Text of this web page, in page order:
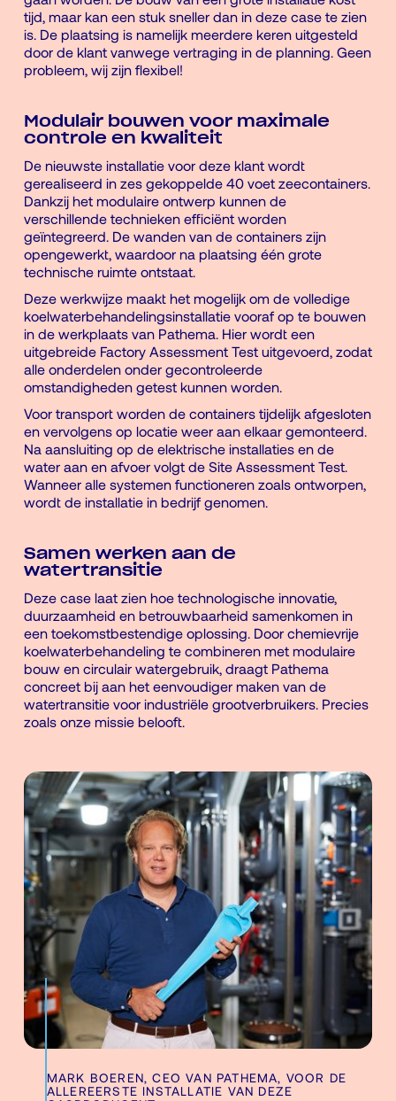
tijd, maar kan een stuk sneller dan in deze case te zien
is. De plaatsing is namelijk meerdere keren uitgesteld
door de klant vanwege vertraging in de planning. Geen
probleem, wij zijn flexibel!
Modulair bouwen voor maximale
controle en kwaliteit
De nieuwste installatie voor deze klant wordt
gerealiseerd in zes gekoppelde 40 voet zeecontainers.
Dankzij het modulaire ontwerp kunnen de
verschillende technieken efficiënt worden
geïntegreerd. De wanden van de containers zijn
opengewerkt, waardoor na plaatsing één grote
technische ruimte ontstaat.
Deze werkwijze maakt het mogelijk om de volledige
koelwaterbehandelingsinstallatie vooraf op te bouwen
in de werkplaats van Pathema. Hier wordt een
uitgebreide Factory Assessment Test uitgevoerd, zodat
alle onderdelen onder gecontroleerde
omstandigheden getest kunnen worden.
Voor transport worden de containers tijdelijk afgesloten
en vervolgens op locatie weer aan elkaar gemonteerd.
Na aansluiting op de elektrische installaties en de
water aan en afvoer volgt de Site Assessment Test.
Wanneer alle systemen functioneren zoals ontworpen,
wordt de installatie in bedrijf genomen.
Samen werken aan de
watertransitie
Deze case laat zien hoe technologische innovatie,
duurzaamheid en betrouwbaarheid samenkomen in
een toekomstbestendige oplossing. Door chemievrije
koelwaterbehandeling te combineren met modulaire
bouw en circulair watergebruik, draagt Pathema
concreet bij aan het eenvoudiger maken van de
watertransitie voor industriële grootverbruikers. Precies
zoals onze missie belooft.
MARK BOEREN, CEO VAN PATHEMA, VOOR DE
ALLEREERSTE INSTALLATIE VAN DEZE